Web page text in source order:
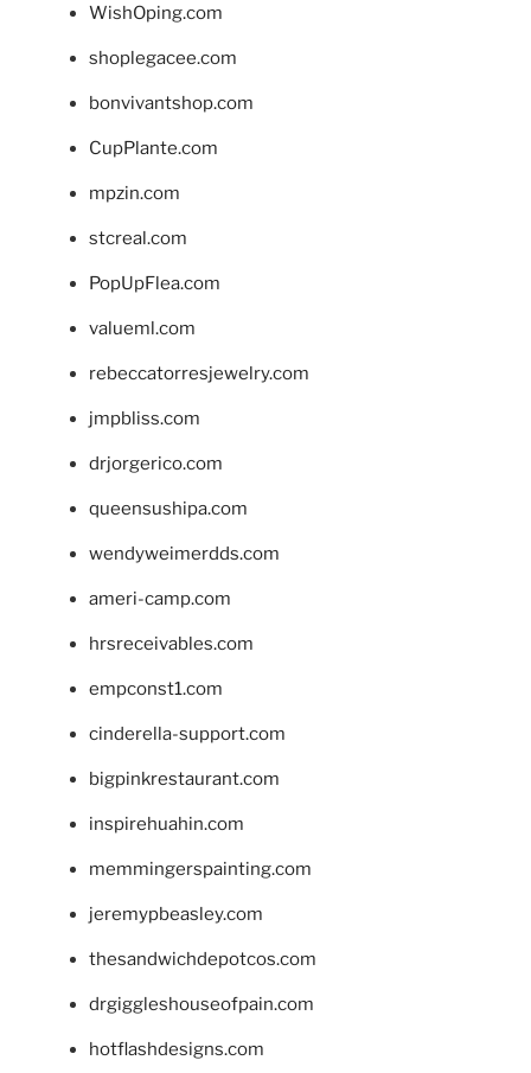
WishOping.com
shoplegacee.com
bonvivantshop.com
CupPlante.com
mpzin.com
stcreal.com
PopUpFlea.com
valueml.com
rebeccatorresjewelry.com
jmpbliss.com
drjorgerico.com
queensushipa.com
wendyweimerdds.com
ameri-camp.com
hrsreceivables.com
empconst1.com
cinderella-support.com
bigpinkrestaurant.com
inspirehuahin.com
memmingerspainting.com
jeremypbeasley.com
thesandwichdepotcos.com
drgiggleshouseofpain.com
hotflashdesigns.com